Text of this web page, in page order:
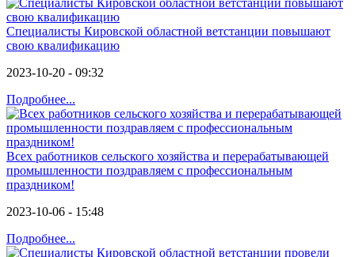
Специалисты Кировской областной ветстанции повышают
свою квалификацию
2023-10-20 - 09:32
Подробнее...
Всех работников сельского хозяйства и перерабатывающей
промышленности поздравляем с профессиональным
праздником!
2023-10-06 - 15:48
Подробнее...